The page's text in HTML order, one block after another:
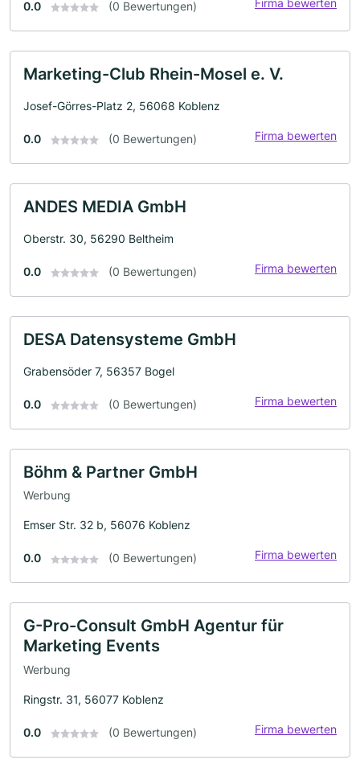
0.0 (0 Bewertungen)
Marketing-Club Rhein-Mosel e. V.
Josef-Görres-Platz 2, 56068 Koblenz
0.0 (0 Bewertungen) Firma bewerten
ANDES MEDIA GmbH
Oberstr. 30, 56290 Beltheim
0.0 (0 Bewertungen) Firma bewerten
DESA Datensysteme GmbH
Grabensöder 7, 56357 Bogel
0.0 (0 Bewertungen) Firma bewerten
Böhm & Partner GmbH
Werbung
Emser Str. 32 b, 56076 Koblenz
0.0 (0 Bewertungen) Firma bewerten
G-Pro-Consult GmbH Agentur für
Marketing Events
Werbung
Ringstr. 31, 56077 Koblenz
0.0 (0 Bewertungen) Firma bewerten